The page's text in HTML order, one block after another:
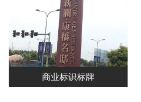
商业标识标牌